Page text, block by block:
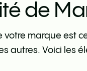
de
votre marque est
autres. Voici les